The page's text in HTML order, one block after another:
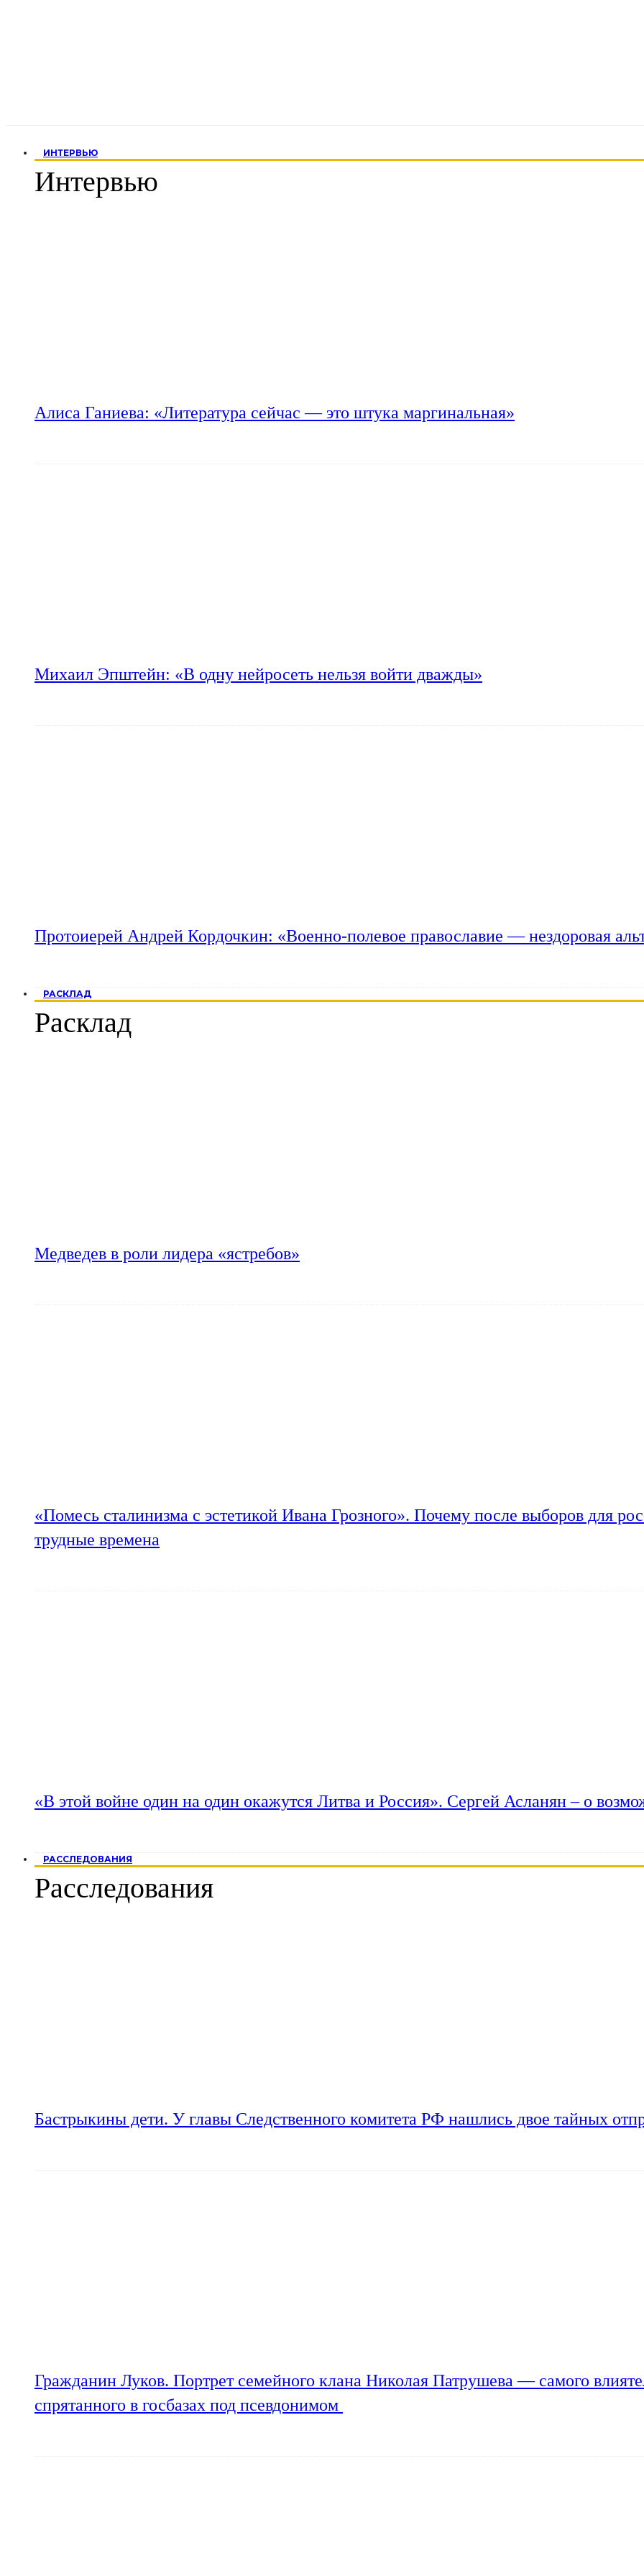
ИНТЕРВЬЮ
Интервью
Алиса Ганиева: «Литература сейчас — это штука маргинальная»
Михаил Эпштейн: «В одну нейросеть нельзя войти дважды»
Протоиерей Андрей Кордочкин: «Военно-полевое православие — нездоровая
РАСКЛАД
Расклад
Медведев в роли лидера «ястребов»
«Помесь сталинизма с эстетикой Ивана Грозного». Почему после выборов для
трудные времена
«В этой войне один на один окажутся Литва и Россия». Сергей Асланян – о
РАССЛЕДОВАНИЯ
Расследования
Бастрыкины дети. У главы Следственного комитета РФ нашлись двое тайных
Гражданин Луков. Портрет семейного клана Николая Патрушева — самого
спрятанного в госбазах под псевдонимом